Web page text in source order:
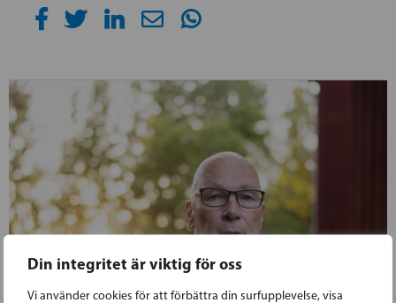
Din integritet är viktig för oss
Vi använder cookies för att förbättra din surfupplevelse, visa